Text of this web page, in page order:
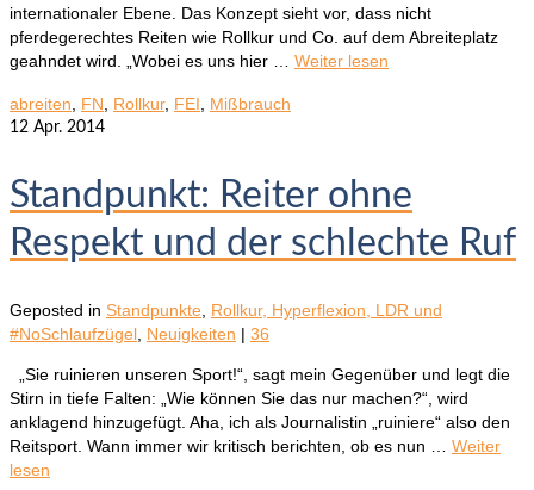
internationaler Ebene. Das Konzept sieht vor, dass nicht
pferdegerechtes Reiten wie Rollkur und Co. auf dem Abreiteplatz
geahndet wird. „Wobei es uns hier … Weiter lesen
abreiten, FN, Rollkur, FEI, Mißbrauch
12 Apr. 2014
Standpunkt: Reiter ohne
Respekt und der schlechte Ruf
Geposted in Standpunkte, Rollkur, Hyperflexion, LDR und
#NoSchlaufzügel, Neuigkeiten | 36
„Sie ruinieren unseren Sport!“, sagt mein Gegenüber und legt die
Stirn in tiefe Falten: „Wie können Sie das nur machen?“, wird
anklagend hinzugefügt. Aha, ich als Journalistin „ruiniere“ also den
Reitsport. Wann immer wir kritisch berichten, ob es nun … Weiter
lesen